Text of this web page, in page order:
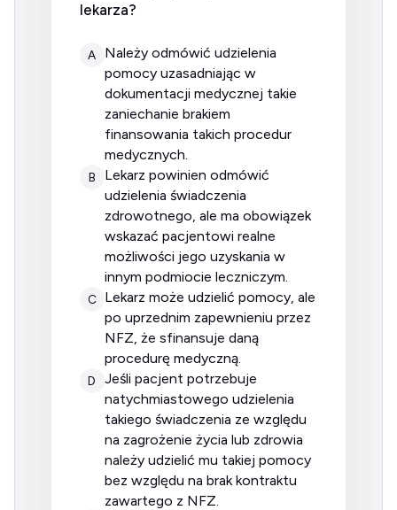
lekarza?
A
należy odmówić udzielenia
pomocy uzasadniając w
dokumentacji medycznej takie
zaniechanie brakiem
finansowania takich procedur
medycznych.
B
lekarz powinien odmówić
udzielenia świadczenia
zdrowotnego, ale ma obowiązek
wskazać pacjentowi realne
możliwości jego uzyskania w
innym podmiocie leczniczym.
C
lekarz może udzielić pomocy, ale
po uprzednim zapewnieniu przez
NFZ, że sfinansuje daną
procedurę medyczną.
D
jeśli pacjent potrzebuje
natychmiastowego udzielenia
takiego świadczenia ze względu
na zagrożenie życia lub zdrowia
należy udzielić mu takiej pomocy
bez względu na brak kontraktu
zawartego z NFZ.